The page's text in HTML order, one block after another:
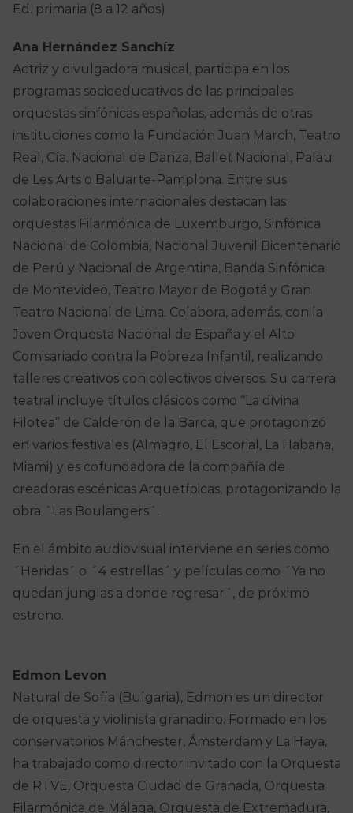
Ed. primaria (8 a 12 años)
Ana Hernández Sanchíz
Actriz y divulgadora musical, participa en los
programas socioeducativos de las principales
orquestas sinfónicas españolas, además de otras
instituciones como la Fundación Juan March, Teatro
Real, Cía. Nacional de Danza, Ballet Nacional, Palau
de Les Arts o Baluarte-Pamplona. Entre sus
colaboraciones internacionales destacan las
orquestas Filarmónica de Luxemburgo, Sinfónica
Nacional de Colombia, Nacional Juvenil Bicentenario
de Perú y Nacional de Argentina, Banda Sinfónica
de Montevideo, Teatro Mayor de Bogotá y Gran
Teatro Nacional de Lima. Colabora, además, con la
Joven Orquesta Nacional de España y el Alto
Comisariado contra la Pobreza Infantil, realizando
talleres creativos con colectivos diversos. Su carrera
teatral incluye títulos clásicos como “La divina
Filotea” de Calderón de la Barca, que protagonizó
en varios festivales (Almagro, El Escorial, La Habana,
Miami) y es cofundadora de la compañía de
creadoras escénicas Arquetípicas, protagonizando la
obra ´Las Boulangers´.
En el ámbito audiovisual interviene en series como
´Heridas´ o ´4 estrellas´ y películas como ´Ya no
quedan junglas a donde regresar´, de próximo
estreno.
Edmon Levon
Natural de Sofía (Bulgaria), Edmon es un director
de orquesta y violinista granadino. Formado en los
conservatorios Mánchester, Ámsterdam y La Haya,
ha trabajado como director invitado con la Orquesta
de RTVE, Orquesta Ciudad de Granada, Orquesta
Filarmónica de Málaga, Orquesta de Extremadura,